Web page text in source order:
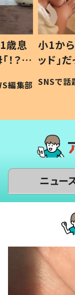
歳息
？」
編集部
小1か
ッド」
作り
#令和の
SNSで話
ニュー